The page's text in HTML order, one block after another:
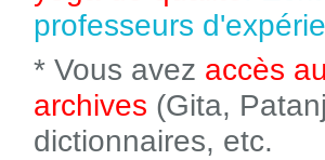
professeurs
* Vous avez accès
archives (Gita,
dictionnaires, etc.